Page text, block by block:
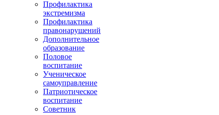
Профилактика
экстремизма
Профилактика
правонарушений
Дополнительное
образование
Половое
воспитание
Ученическое
самоуправление
Патриотическое
воспитание
Советник